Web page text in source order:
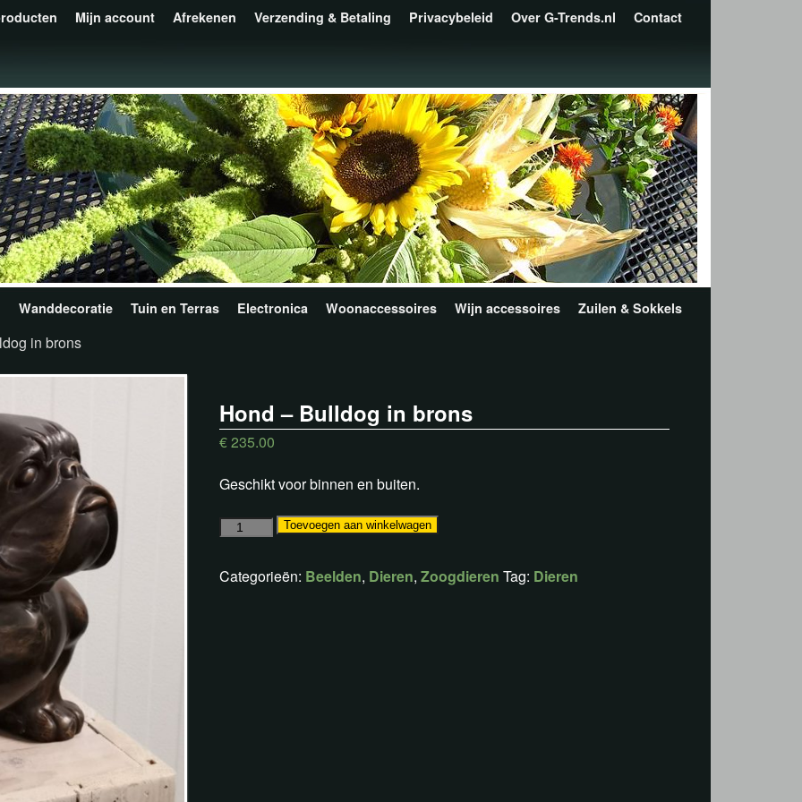
Mijn account Afrekenen Verzending & Betaling Privacybeleid Over G-Trends.nl Contact
Wanddecoratie Tuin en Terras Electronica Woonaccessoires Wijn accessoires Zuilen & Sokkels
in brons
Hond – Bulldog in brons
€235.00
Geschikt voor binnen en buiten.
Toevoegen aan winkelwagen
Categorieën: Beelden, Dieren, Zoogdieren Tag: Dieren